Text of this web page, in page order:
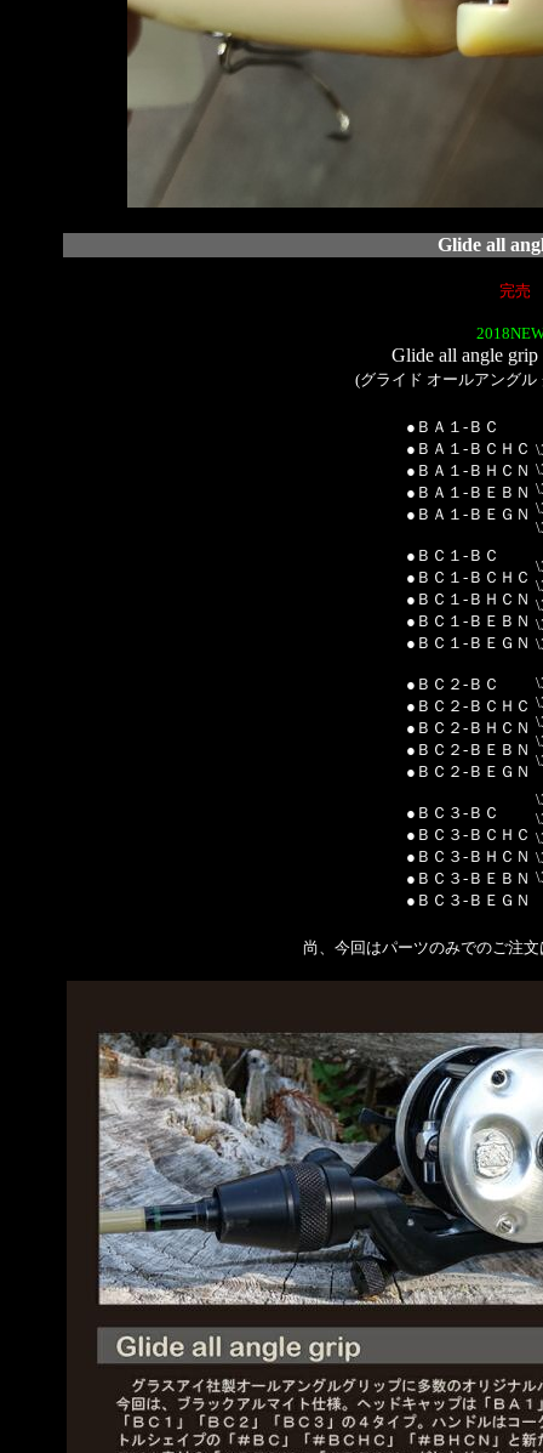
Glide all
完売
Glide all angle
(グライド オールアングル
●ＢＡ１-ＢＣ
●ＢＡ１-ＢＣＨＣ
●ＢＡ１-ＢＨＣＮ
●ＢＡ１-ＢＥＢＮ
●ＢＡ１-ＢＥＧＮ
●ＢＣ１-ＢＣ
●ＢＣ１-ＢＣＨＣ
●ＢＣ１-ＢＨＣＮ
●ＢＣ１-ＢＥＢＮ
●ＢＣ１-ＢＥＧＮ
●ＢＣ２-ＢＣ
●ＢＣ２-ＢＣＨＣ
●ＢＣ２-ＢＨＣＮ
●ＢＣ２-ＢＥＢＮ
●ＢＣ２-ＢＥＧＮ
●ＢＣ３-ＢＣ
●ＢＣ３-ＢＣＨＣ
●ＢＣ３-ＢＨＣＮ
●ＢＣ３-ＢＥＢＮ
●ＢＣ３-ＢＥＧＮ
尚、今回はパーツのみでのご注